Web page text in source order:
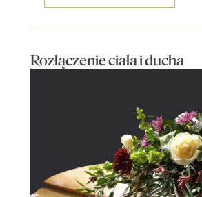
Rozłączenie ciała i ducha